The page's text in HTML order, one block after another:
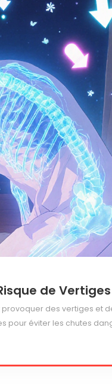
de
des vertiges et
pour éviter les chutes